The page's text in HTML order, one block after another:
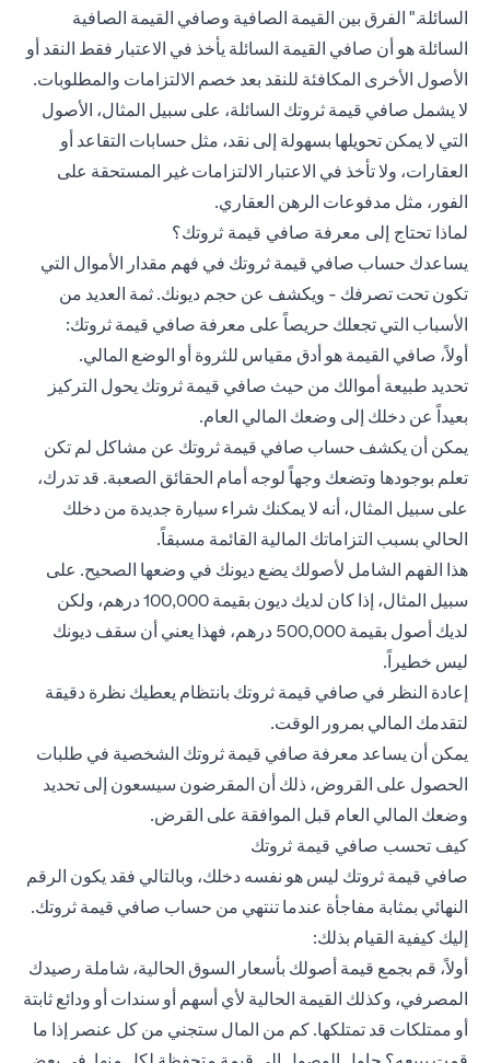
السائلة." الفرق بين القيمة الصافية وصافي القيمة الصافية
السائلة هو أن صافي القيمة السائلة يأخذ في الاعتبار فقط النقد أو
الأصول الأخرى المكافئة للنقد بعد خصم الالتزامات والمطلوبات.
لا يشمل صافي قيمة ثروتك السائلة، على سبيل المثال، الأصول
التي لا يمكن تحويلها بسهولة إلى نقد، مثل حسابات التقاعد أو
العقارات، ولا تأخذ في الاعتبار الالتزامات غير المستحقة على
الفور، مثل مدفوعات الرهن العقاري.
لماذا تحتاج إلى معرفة صافي قيمة ثروتك؟
يساعدك حساب صافي قيمة ثروتك في فهم مقدار الأموال التي
تكون تحت تصرفك - ويكشف عن حجم ديونك. ثمة العديد من
الأسباب التي تجعلك حريصاً على معرفة صافي قيمة ثروتك:
أولاً، صافي القيمة هو أدق مقياس للثروة أو الوضع المالي.
تحديد طبيعة أموالك من حيث صافي قيمة ثروتك يحول التركيز
بعيداً عن دخلك إلى وضعك المالي العام.
يمكن أن يكشف حساب صافي قيمة ثروتك عن مشاكل لم تكن
تعلم بوجودها وتضعك وجهاً لوجه أمام الحقائق الصعبة. قد تدرك،
على سبيل المثال، أنه لا يمكنك شراء سيارة جديدة من دخلك
الحالي بسبب التزاماتك المالية القائمة مسبقاً.
هذا الفهم الشامل لأصولك يضع ديونك في وضعها الصحيح. على
سبيل المثال، إذا كان لديك ديون بقيمة 100,000 درهم، ولكن
لديك أصول بقيمة 500,000 درهم، فهذا يعني أن سقف ديونك
ليس خطيراً.
إعادة النظر في صافي قيمة ثروتك بانتظام يعطيك نظرة دقيقة
لتقدمك المالي بمرور الوقت.
يمكن أن يساعد معرفة صافي قيمة ثروتك الشخصية في طلبات
الحصول على القروض، ذلك أن المقرضون سيسعون إلى تحديد
وضعك المالي العام قبل الموافقة على القرض.
كيف تحسب صافي قيمة ثروتك
صافي قيمة ثروتك ليس هو نفسه دخلك، وبالتالي فقد يكون الرقم
النهائي بمثابة مفاجأة عندما تنتهي من حساب صافي قيمة ثروتك.
إليك كيفية القيام بذلك:
أولاً، قم بجمع قيمة أصولك بأسعار السوق الحالية، شاملة رصيدك
المصرفي، وكذلك القيمة الحالية لأي أسهم أو سندات أو ودائع ثابتة
أو ممتلكات قد تمتلكها. كم من المال ستجني من كل عنصر إذا ما